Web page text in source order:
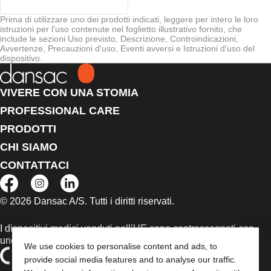
We use cookies to personalise content and ads, to
provide social media features and to analyse our traffic.
Prima di utilizzare uno dei prodotti indicati, leggere per intero le loro
istruzioni per l'uso contenute nel foglietto illustrativo fornito, che
include le sezioni Uso previsto, Descrizione, Controindicazioni,
Avvertenze, Precauzioni d'uso, Eventi avversi e Istruzioni d'uso del
dispositivo.
VIVERE CON UNA STOMIA
PROFESSIONAL CARE
PRODOTTI
CHI SIAMO
CONTATTACI
© 2026 Dansac A/S. Tutti i diritti riservati.
I dispositivi medici venduti nell’UE sono contrassegnati con
uno dei seguenti simboli, a seconda dei casi